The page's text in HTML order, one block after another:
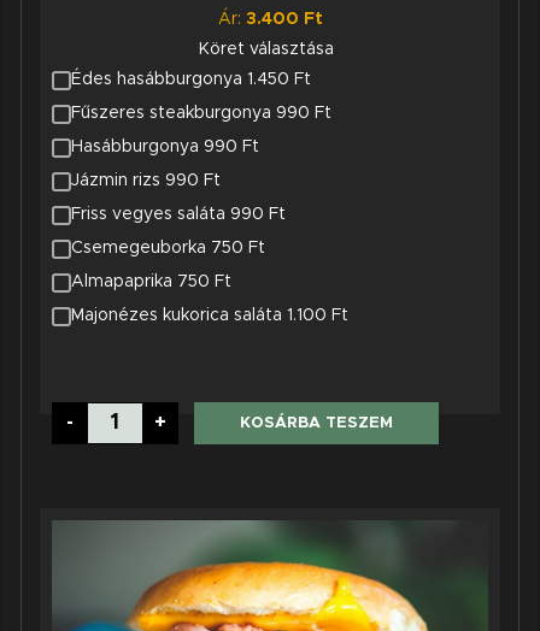
Ár: 3.400 Ft
Köret választása
Édes hasábburgonya 1.450 Ft
Fűszeres steakburgonya 990 Ft
Hasábburgonya 990 Ft
Jázmin rizs 990 Ft
Friss vegyes saláta 990 Ft
Csemegeuborka 750 Ft
Almapaprika 750 Ft
Majonézes kukorica saláta 1.100 Ft
-
Route
mennyiség
+ KOSÁRBA TESZEM